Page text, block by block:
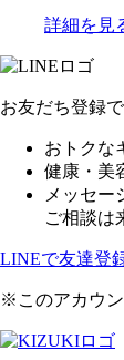
詳細を見
お友だち登録
おトクな
健康・美
メッセー
ご相談は
LINEで友達登
※このアカウ